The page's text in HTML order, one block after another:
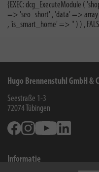
{EXEC: dcg_ExecuteModule (
=> 'seo_short' , 'data' =>
, 'is_smart_home' => '' ) ) ,
Hugo Brennenstuhl GmbH &
Seestraße 1-3
72074 Tübingen
FacebookInstagramYoutube
Informatie